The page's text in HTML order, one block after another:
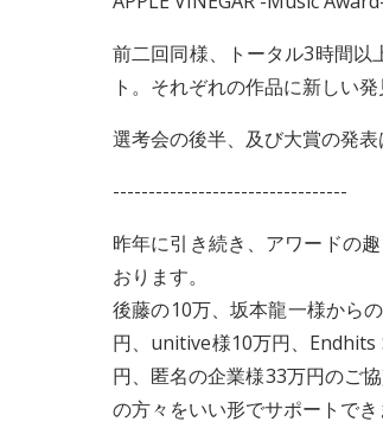
前二回同様、トータル3時間以
ト。それぞれの作品に新しい
選考会の後半、及び大賞の発
---------------------------------
昨年に引き続き、アワードの
おります。
後藤の10万、坂本龍一様から
円、unitive様10万円、Endhits
円、匿名の企業様33万円のご
の方々をいい形でサポートで